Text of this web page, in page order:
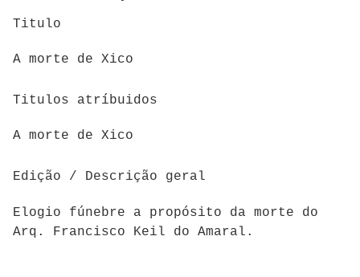
Titulo
A morte de Xico
Titulos atríbuidos
A morte de Xico
Edição / Descrição geral
Elogio fúnebre a propósito da morte do
Arq. Francisco Keil do Amaral.